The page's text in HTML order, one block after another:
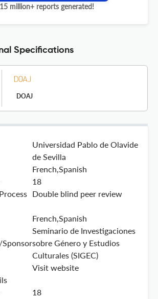
million+ reports generated!
Specifications
DOAJ
Universidad Pablo de Olavide
de Sevilla
French,Spanish
18
Double blind peer review
French,Spanish
Seminario de Investigaciones
sobre Género y Estudios
Culturales (SIGEC)
Visit website
18